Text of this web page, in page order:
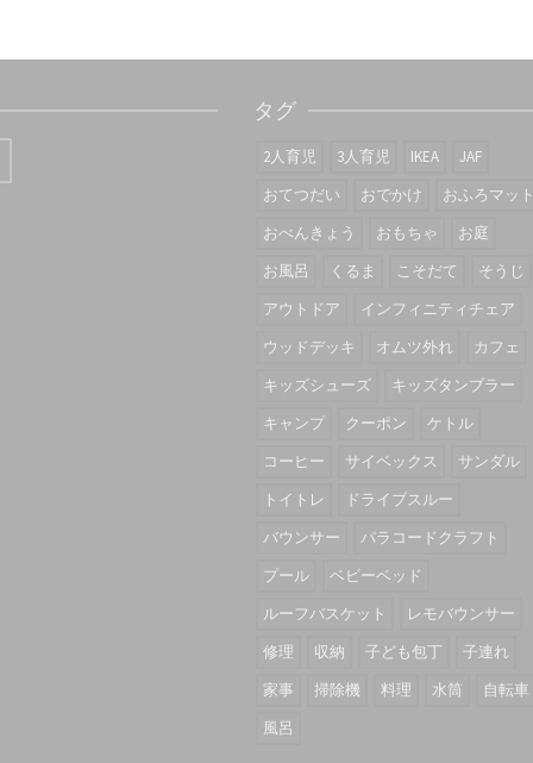
タグ
2人育児 3人育児 IKEA
JAF
おてつだい
おでかけ
おふろマット
おべんきょう
おもちゃ
お庭
お風呂
くるま こそだて
そうじ
アウトドア
インフィニティチェア
ウッドデッキ
オムツ外れ
カフェ
キッズシューズ
キッズタンブラー
キャンプ
クーポン
ケトル
コーヒー
サイベックス
サンダル
トイトレ
ドライブスルー
バウンサー
パラコードクラフト
プール
ベビーベッド
ルーフバスケット
レモバウンサー
修理
収納 子ども包丁
子連れ
家事
掃除機 料理 水筒
自転車
風呂